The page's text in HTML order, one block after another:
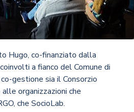
Hugo, co-finanziato dalla
a fianco del Comune di
gestione sia il Consorzio
organizzazioni che
che SocioLab.